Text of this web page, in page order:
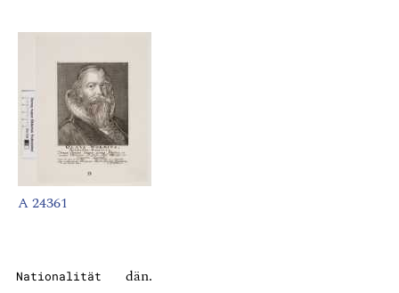
A 24361
Nationalität dän.